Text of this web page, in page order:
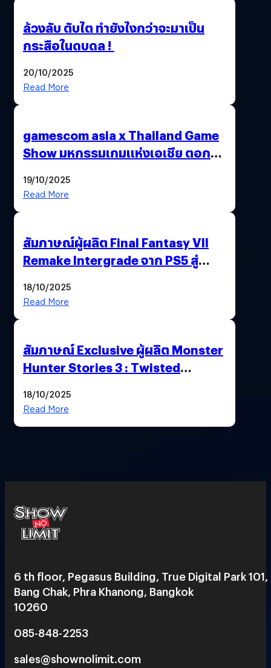
ล้วงลับ ตับไต ทำยังไงกว่าจะมาเป็น
กระสือในดบดล !
20/10/2025
Read More
gamescom asia x Thailand Game
Show มหกรรมเกมแห่งเอเชีย ตอกย้ำ
พาณิชย์ร่วมชูความสำเร็จ
19/10/2025
Read More
สัมภาษณ์ผู้ผลิต Final Fantasy VII
Remake Intergrade จาก PS5 สู่
18/10/2025
Read More
สัมภาษณ์ Exclusive ผู้ผลิต Monster
Hunter Stories 3 : Twisted
สวยฉ่ำ !
18/10/2025
Read More
6 th floor, Pegasus Building, True Digital Park 101,
Bang Chak, Phra Khanong, Bangkok
10260
085-848-2253
sales@shownolimit.com